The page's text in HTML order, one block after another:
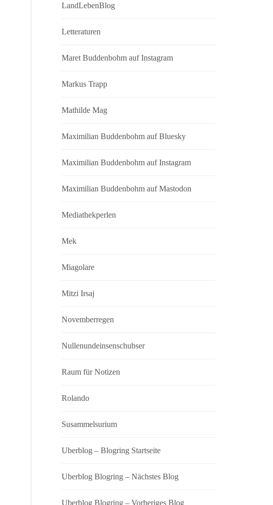
LandLebenBlog
Letteraturen
Maret Buddenbohm auf Instagram
Markus Trapp
Mathilde Mag
Maximilian Buddenbohm auf Bluesky
Maximilian Buddenbohm auf Instagram
Maximilian Buddenbohm auf Mastodon
Mediathekperlen
Mek
Miagolare
Mitzi Irsaj
Novemberregen
Nullenundeinsenschubser
Raum für Notizen
Rolando
Susammelsurium
Uberblog – Blogring Startseite
Uberblog Blogring – Nächstes Blog
Uberblog Blogring – Vorheriges Blog